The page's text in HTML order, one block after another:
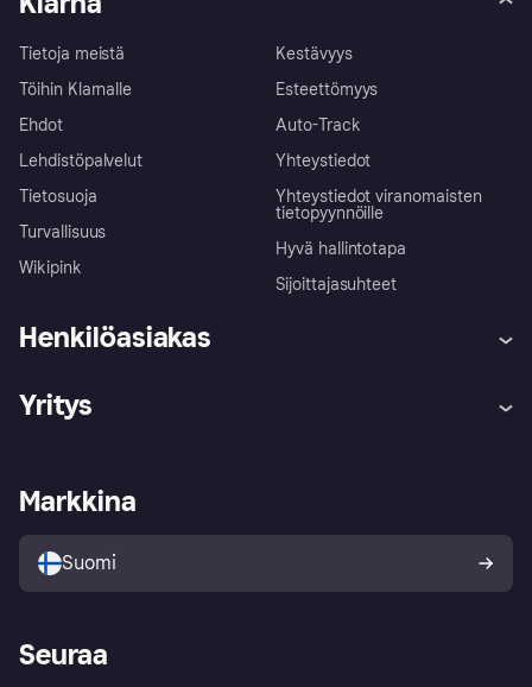
Tietoja meistä
Töihin Klarnalle
Ehdot
Lehdistöpalvelut
Tietosuoja
Turvallisuus
Wikipink
Kestävyys
Esteettömyys
Auto-Track
Yhteystiedot
Yhteystiedot viranomaisten
tietopyynnöille
Hyvä hallintotapa
Sijoittajasuhteet
Henkilöasiakas
Ohje
Kirjaudu sisään
Tutustu kauppoihin
Ostajan turva
Yritys
Kirjaudu sisään yrityksenä
Markkina
Suomi
Seuraa